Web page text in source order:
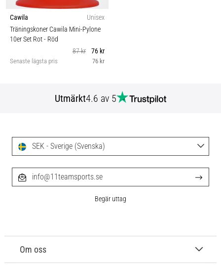
Cawila
Unisex
Träningskoner Cawila Mini-Pylone
10er Set Rot- Röd
87 kr
76 kr
Senaste lägsta pris 76 kr
Utmärkt4.6 av 5
Om oss
SEK - Sverige (Svenska)
info@11teamsports.se
Begär uttag